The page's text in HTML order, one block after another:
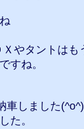
やタントはも
すね。
車しました
た。